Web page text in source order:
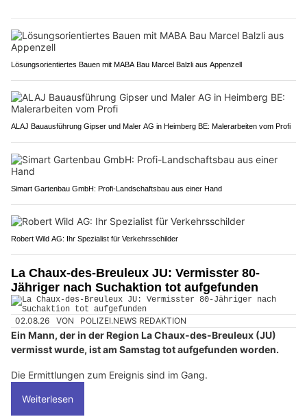
Lösungsorientiertes Bauen mit MABA Bau Marcel Balzli aus Appenzell
ALAJ Bauausführung Gipser und Maler AG in Heimberg BE: Malerarbeiten vom Profi
Simart Gartenbau GmbH: Profi-Landschaftsbau aus einer Hand
Robert Wild AG: Ihr Spezialist für Verkehrsschilder
La Chaux-des-Breuleux JU: Vermisster 80-
Jähriger nach Suchaktion tot aufgefunden
02.08.26 VON POLIZEI.NEWS REDAKTION
Ein Mann, der in der Region La Chaux-des-Breuleux (JU)
vermisst wurde, ist am Samstag tot aufgefunden worden.
Die Ermittlungen zum Ereignis sind im Gang.
Weiterlesen